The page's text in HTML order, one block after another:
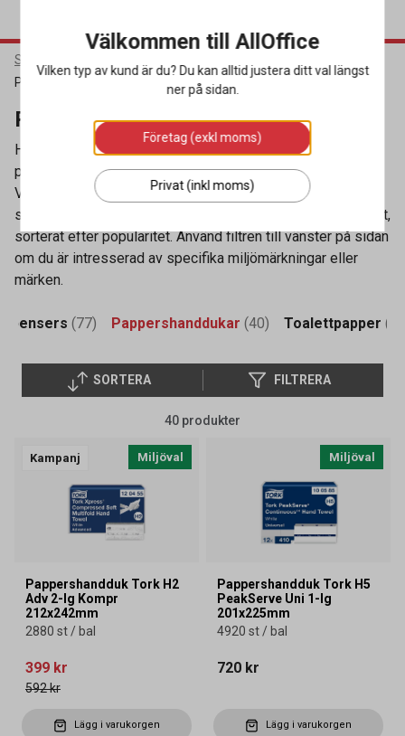
Städ & Hygien
Pappershanddukar
Pappershanddukar
Hos oss kan du köpa de flesta varianter av
pappershanddukar online, som passar just din dispenser.
Vårt utbud består av produkter från populära varumärken
som Tork och Katrin. Nedan ser du vårt kompletta sortiment,
sorterat efter popularitet. Använd filtren till vänster på sidan
om du är intresserad av specifika miljömärkningar eller
märken.
(77) Pappershanddukar (40) Toalettpapper
SORTERA FILTRERA
40 produkter
Kampanj Miljöval
Pappershandduk Tork H2
Adv 2-lg Kompr
212x242mm
2880 st / bal
399 kr
592 kr
Lägg i varukorgen
Miljöval
Pappershandduk Tork H5
PeakServe Uni 1-lg
201x225mm
4920 st / bal
720 kr
Lägg i varukorgen
Välkommen till AllOffice
Vilken typ av kund är du? Du kan alltid justera ditt val längst
ner på sidan.
Företag (exkl moms)
Privat (inkl moms)